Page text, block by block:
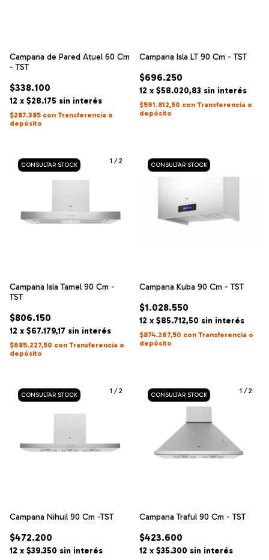
Campana de Pared Atuel 60 Cm
- TST
$338.100
12 x $28.175 sin interés
$287.385 con Transferencia o
depósito
Campana Isla LT 90 Cm - TST
$696.250
12 x $58.020,83 sin interés
$591.812,50 con Transferencia o
depósito
1 /2
Campana Isla Tamel 90 Cm -
TST
$806.150
12 x $67.179,17 sin interés
$685.227,50 con Transferencia o
depósito
Campana Kuba 90 Cm - TST
$1.028.550
12 x $85.712,50 sin interés
$874.267,50 con Transferencia o
depósito
1 /2
Campana Nihuil 90 Cm -TST
$472.200
12 x $39.350 sin interés
1 /2
Campana Traful 90 Cm - TST
$423.600
12 x $35.300 sin interés